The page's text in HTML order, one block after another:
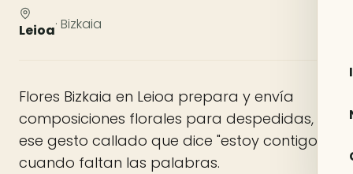
Leioa· Bizkaia
Flores Bizkaia en Leioa prepara y envía
composiciones florales para despedidas,
ese gesto callado que dice "estoy contigo"
cuando faltan las palabras.